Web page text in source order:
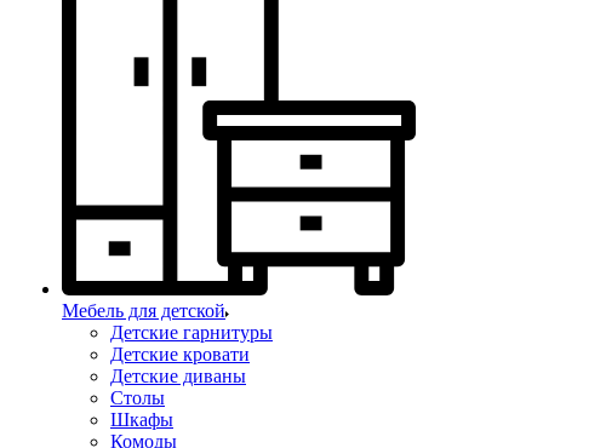
Мебель для детской
Детские гарнитуры
Детские кровати
Детские диваны
Столы
Шкафы
Комоды